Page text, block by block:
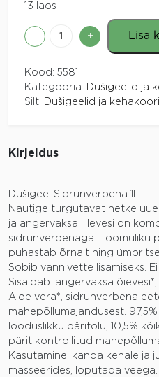
13 laos
-
Dušigeel
Sidrunverbena
Coslys
kogus
+ Lisa
Kood: 5581
Kategooria: Dušigeelid ja
Silt: Dušigeelid ja
Kirjeldus
Dušigeel Sidrunverbena 1l
Nautige turgutavat hetke
ja angervaksa lillevesi on
sidrunverbenaga. Loomuliku
puhastab õrnalt ning
Sobib vannivette lisamiseks.
Sisaldab: angervaksa
Aloe vera*, sidrunverbena
mahepõllumajandusest.
looduslikku päritolu, 10,5%
pärit kontrollitud
Kasutamine: kanda kehale ja
masseerides, loputada